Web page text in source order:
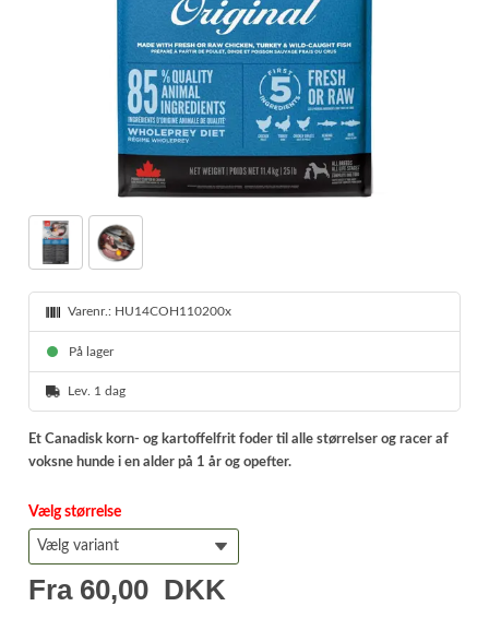
Varenr.: HU14COH110200x
På lager
Lev. 1 dag
Et Canadisk korn- og kartoffelfrit foder til alle størrelser og racer af
voksne hunde i en alder på 1 år og opefter.
Vælg størrelse
Fra 60,00 DKK